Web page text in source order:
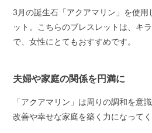
3月の誕生石「アクアマリン」を使用
ット。こちらのブレスレットは、キ
で、女性にとてもおすすめです。
夫婦や家庭の関係を円満に
「アクアマリン」は周りの調和を意
改善や幸せな家庭を築く力になって